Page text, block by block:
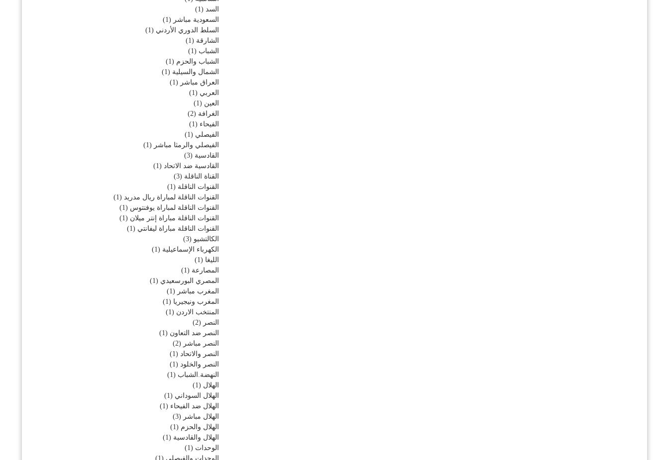
السد (1)
السعودية مباشر (1)
السلط الدوري الأردني (1)
الشارقة (1)
الشباب (1)
الشباب والحزم (1)
الشمال والسيلية (1)
العراق مباشر (1)
العربي (1)
العين (1)
الغرافة (2)
الفيحاء (1)
الفيصلي (1)
الفيصلي والرمثا مباشر (1)
القادسية (3)
القادسية ضد الاتحاد (1)
القناة الناقلة (3)
القنوات الناقلة (1)
القنوات الناقلة لمباراة ريال مدريد (1)
القنوات الناقلة لمباراة يوفنتوس (1)
القنوات الناقلة مباراة إنتر ميلان (1)
القنوات الناقلة مباراة ليفانتي (1)
الكالتشيو (3)
الكهرباء الإسماعيلية (1)
الليغا (1)
المصارعة (1)
المصري البورسعيدي (1)
المغرب مباشر (1)
المغرب ونيجيريا (1)
المنتخب الاردن (1)
النصر (2)
النصر ضد التعاون (1)
النصر مباشر (2)
النصر والاتحاد (1)
النصر والخلود (1)
النهضة.الشباب (1)
الهلال (1)
الهلال السوداني (1)
الهلال ضد الفيحاء (1)
الهلال مباشر (3)
الهلال والحزم (1)
الهلال والقادسية (1)
الوحدات (1)
الوحدات والفيصلي (1)